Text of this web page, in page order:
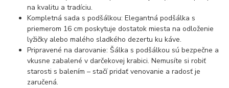
na kvalitu a tradíciu.
Kompletná sada s podšálkou: Elegantná podšálka s
priemerom 16 cm poskytuje dostatok miesta na odloženie
lyžičky alebo malého sladkého dezertu ku káve.
Pripravené na darovanie: Šálka s podšálkou sú bezpečne a
vkusne zabalené v darčekovej krabici. Nemusíte si robiť
starosti s balením – stačí pridať venovanie a radosť je
zaručená.